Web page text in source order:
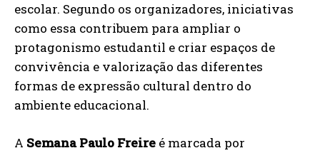
escolar. Segundo os organizadores, iniciativas
como essa contribuem para ampliar o
protagonismo estudantil e criar espaços de
convivência e valorização das diferentes
formas de expressão cultural dentro do
ambiente educacional.
A Semana Paulo Freire é marcada por